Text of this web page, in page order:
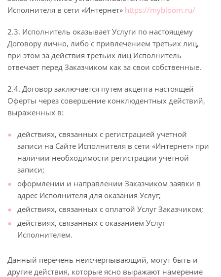
Исполнителя в сети «Интернет» https://mybloom.ru/
2.3. Исполнитель оказывает Услуги по настоящему
Договору лично, либо с привлечением третьих лиц,
при этом за действия третьих лиц Исполнитель
отвечает перед Заказчиком как за свои собственные.
2.4. Договор заключается путем акцепта настоящей
Оферты через совершение конклюдентных действий,
выраженных в:
действиях, связанных с регистрацией учетной
записи на Сайте Исполнителя в сети «Интернет» при
наличии необходимости регистрации учетной
записи;
оформлении и направлении Заказчиком заявки в
адрес Исполнителя для оказания Услуг;
действиях, связанных с оплатой Услуг Заказчиком;
действиях, связанных с оказанием Услуг
Исполнителем.
Данный перечень неисчерпывающий, могут быть и
другие действия, которые ясно выражают намерение